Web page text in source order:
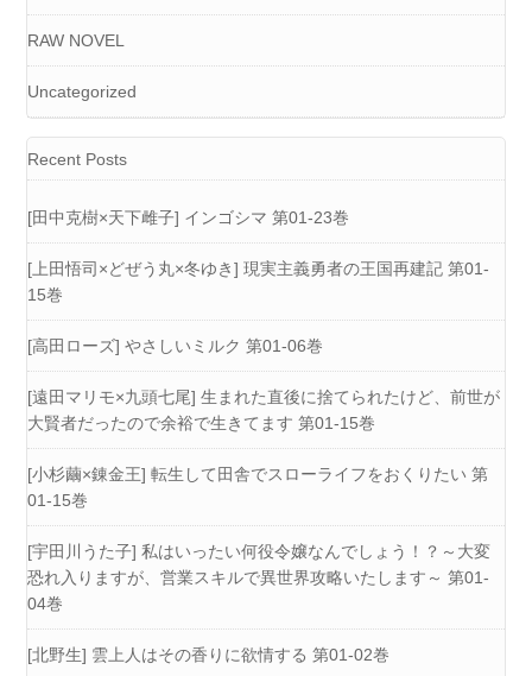
RAW NOVEL
Uncategorized
Recent Posts
[田中克樹×天下雌子] インゴシマ 第01-23巻
[上田悟司×どぜう丸×冬ゆき] 現実主義勇者の王国再建記 第01-
15巻
[高田ローズ] やさしいミルク 第01-06巻
[遠田マリモ×九頭七尾] 生まれた直後に捨てられたけど、前世が
大賢者だったので余裕で生きてます 第01-15巻
[小杉繭×錬金王] 転生して田舎でスローライフをおくりたい 第
01-15巻
[宇田川うた子] 私はいったい何役令嬢なんでしょう！？～大変
恐れ入りますが、営業スキルで異世界攻略いたします～ 第01-
04巻
[北野生] 雲上人はその香りに欲情する 第01-02巻